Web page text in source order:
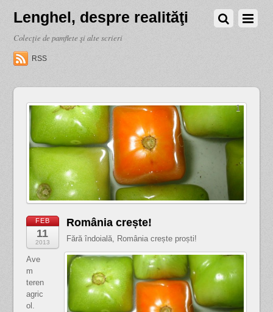
Lenghel, despre realităţi
Colecţie de pamflete şi alte scrieri
RSS
FEB
11
2013
România crește!
Fără îndoială, România crește proști!
Ave
m
teren
agric
ol.
1